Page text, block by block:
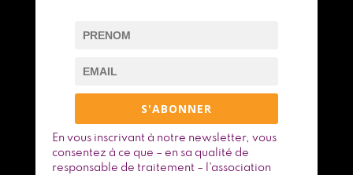
S'ABONNER
En vous inscrivant à notre newsletter, vous
consentez à ce que – en sa qualité de
responsable de traitement – l'association